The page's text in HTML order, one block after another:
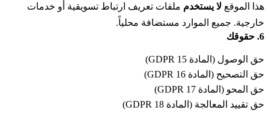
هذا الموقع لا يستخدم ملفات تعريف ارتباط تسويقية أو خدمات
خارجية. جميع الموارد مستضافة محلياً.
6. حقوقك
حق الوصول (المادة 15 GDPR)
حق التصحيح (المادة 16 GDPR)
حق المحو (المادة 17 GDPR)
حق تقييد المعالجة (المادة 18 GDPR)